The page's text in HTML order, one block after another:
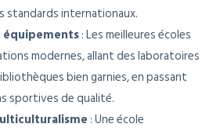
standards internationaux.
: Les meilleures écoles
modernes, allant des laboratoires
bien garnies, en passant
sportives de qualité.
: Une école